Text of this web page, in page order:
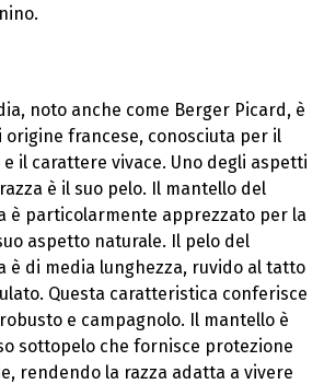
noto anche come Berger Picard, è
origine francese, conosciuta per il
il carattere vivace. Uno degli aspetti
è il suo pelo. Il mantello del
è particolarmente apprezzato per la
aspetto naturale. Il pelo del
è di media lunghezza, ruvido al tatto
Questa caratteristica conferisce
e campagnolo. Il mantello è
sottopelo che fornisce protezione
rendendo la razza adatta a vivere